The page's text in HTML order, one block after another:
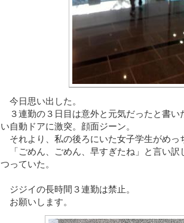
今日思い出した。
３連勤の３日目は意外と元気だったと書い
い自動ドアに激突。顔面ジーン。
それより、私の後ろにいた女子学生がめっ
「ごめん、ごめん、早すぎたね」と言い訳
つっていた。
ジジイの長時間３連勤は禁止。
お願いします。